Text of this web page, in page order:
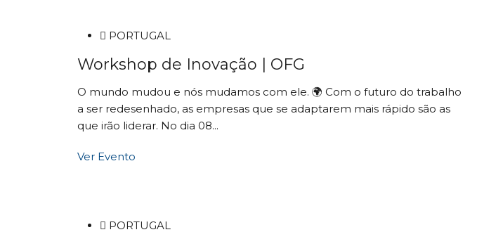
PORTUGAL
Workshop de Inovação | OFG
O mundo mudou e nós mudamos com ele. 🌍 Com o futuro do trabalho
a ser redesenhado, as empresas que se adaptarem mais rápido são as
que irão liderar. No dia 08...
Ver Evento
PORTUGAL